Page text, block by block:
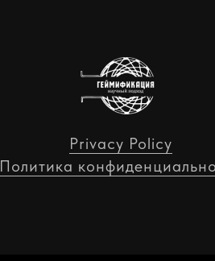
Privacy Policy
Политика